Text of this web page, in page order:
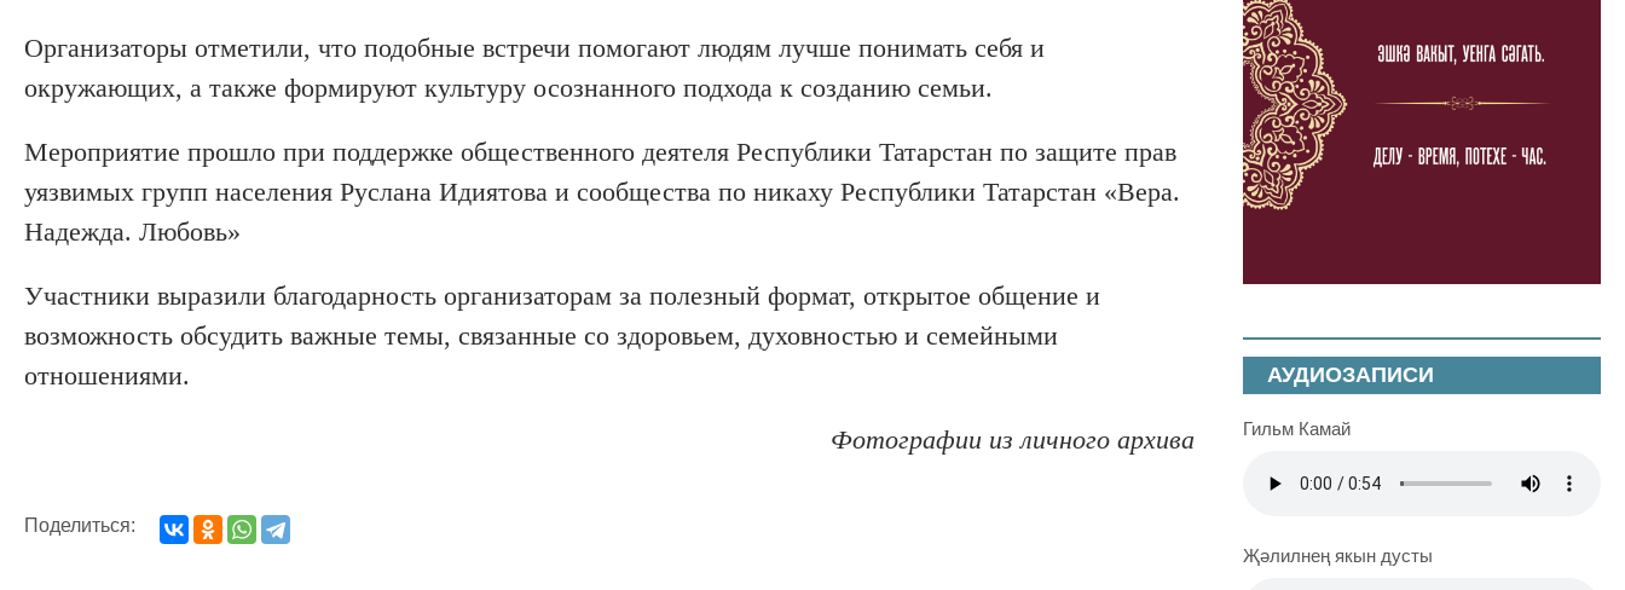
Организаторы отметили, что подобные встречи помогают людям лучше понимать себя и
окружающих, а также формируют культуру осознанного подхода к созданию семьи.
Мероприятие прошло при поддержке общественного деятеля Республики Татарстан по защите прав
уязвимых групп населения Руслана Идиятова и сообщества по никаху Республики Татарстан «Вера.
Надежда. Любовь»
Участники выразили благодарность организаторам за полезный формат, открытое общение и
возможность обсудить важные темы, связанные со здоровьем, духовностью и семейными
отношениями.
Фотографии из личного архива
Поделиться:
АУДИОЗАПИСИ
Гильм Камай
Җәлилнең якын дусты